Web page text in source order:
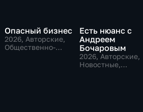
Опасный бизнес
2026, Авторские,
Общественно-
Есть нюанс с
Андреем
Бочаровым
2026, Авторские,
Новостные,